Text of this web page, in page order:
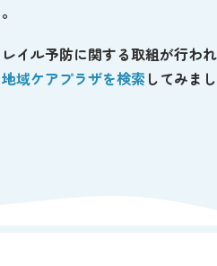
イル予防に関する取組が行われ
地域ケアプラザを検索 してみまし